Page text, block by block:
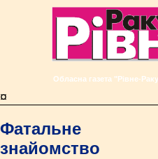
Обласна газета "Рівне-
¤
Фатальне
знайомство